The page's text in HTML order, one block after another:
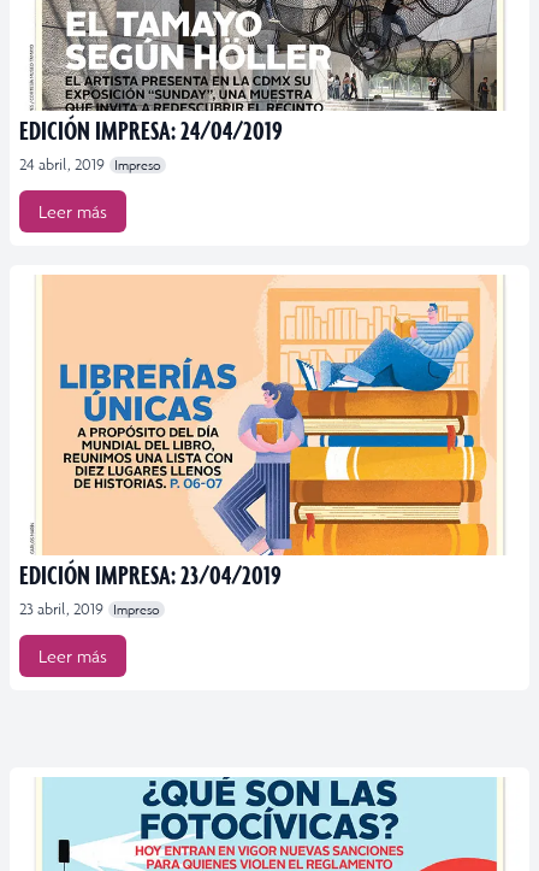
EDICIÓN IMPRESA: 24/04/2019
24 abril, 2019 Impreso
Leer más
EDICIÓN IMPRESA: 23/04/2019
23 abril, 2019 Impreso
Leer más